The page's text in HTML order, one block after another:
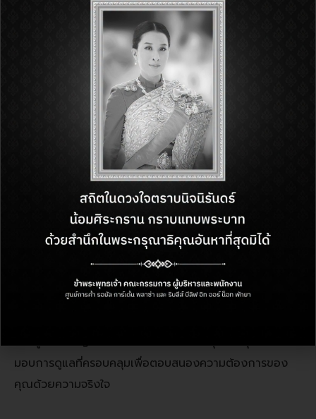
ประสบการณ์การ
ดูแลสุขภาพ และ
ความงามกับร้าน
ค้าแบรนด์ชั้นนำ
เพราะเราเชื่อว่าการดูแลสุขภาพและความงามเป็นกุญแจ
งานผู้เชี่ยวชาญ และเทคโนโลยีที่ทันสมัยที่สุด เรามุ่งมั่นที่จะ
มอบการดูแลที่ครอบคลุมเพื่อตอบสนองความต้องการของ
คุณด้วยความจริงใจ